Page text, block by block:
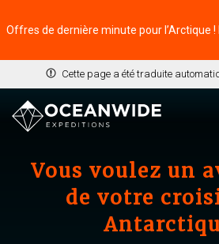
Cette page a été traduite
Vous voulez un
de votre